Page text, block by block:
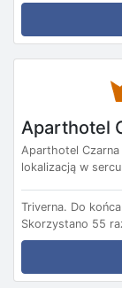
Aparthotel
Aparthotel Czarna
lokalizacją w
Triverna. Do
Skorzystano 55